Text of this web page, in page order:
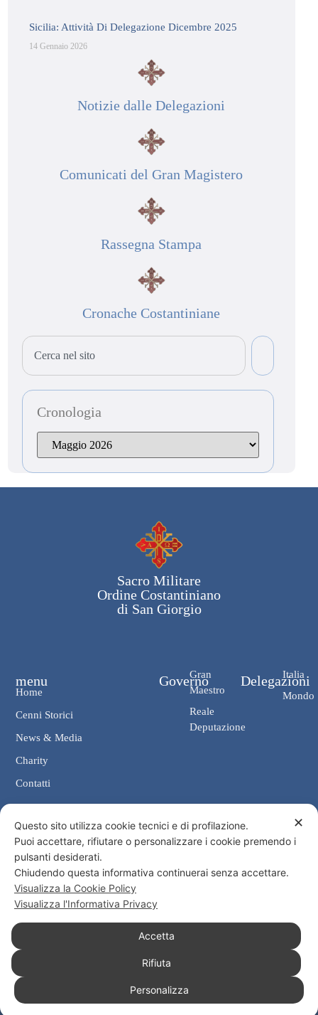
Sicilia: Attività Di Delegazione Dicembre 2025
14 Gennaio 2026
Notizie dalle Delegazioni
Comunicati del Gran Magistero
Rassegna Stampa
Cronache Costantiniane
Cronologia
Sacro Militare
Ordine Costantiniano
di San Giorgio
Governo
Gran
Maestro
Reale
Deputazione
Delegazioni
Italia
Mondo
menu
Home
Cenni Storici
News & Media
Charity
Contatti
Contatti
Cancelleria: Via Giosuè Carducci, 4 00187 Roma
eMail: cancelleria@ordine-costantiniano.it
Tel. +39 06 47.41.190 +39 06 48.19.401
Social
Informativa Privacy
Consenso
✕
Questo sito utilizza cookie tecnici e di profilazione.
Puoi accettare, rifiutare o personalizzare i cookie premendo i
pulsanti desiderati.
Chiudendo questa informativa continuerai senza accettare.
Visualizza la Cookie Policy
Visualizza l'Informativa Privacy
Accetta
Rifiuta
Personalizza